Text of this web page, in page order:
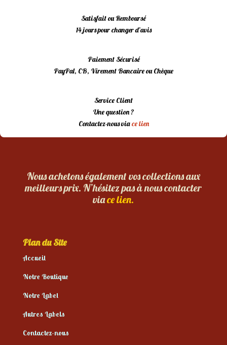
Satisfait ou Remboursé
14 jours pour changer d’avis
Paiement Sécurisé
PayPal, CB, Virement Bancaire ou Chèque
Service Client
Une question ?
Contactez-nous viace lien
Nous achetons également vos collections aux
meilleurs prix. N’hésitez pas à nous contacter
viace lien.
Plan du Site
Accueil
Notre Boutique
Notre Label
Autres Labels
Contactez-nous